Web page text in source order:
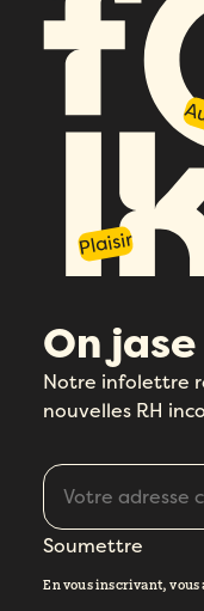
Plaisir
On
Notre infolettre
nouvelles RH
Soumettre
En vous inscrivant,